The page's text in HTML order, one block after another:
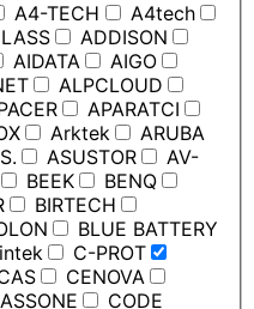
A4-TECH
A4tech
ADDISON
AIDATA
AIGO
ALPCLOUD
APARATCI
Arktek
ARUBA
ASUSTOR
AV-
BEEK
BENQ
BIRTECH
BLUE BATTERY
C-PROT
CENOVA
CODE